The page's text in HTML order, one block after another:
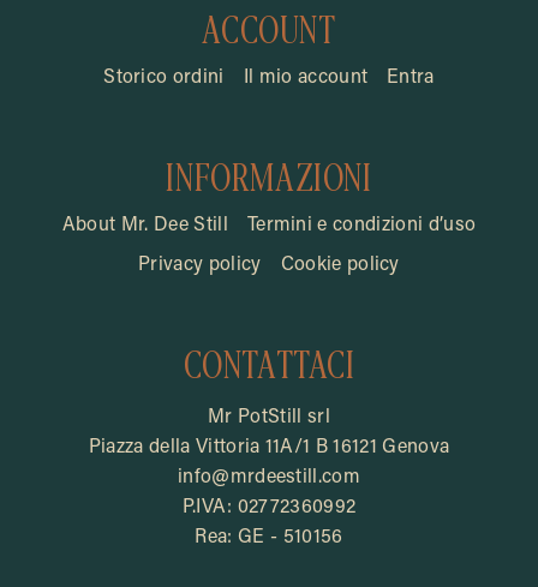
ACCOUNT
Storico ordini Il mio account Entra
INFORMAZIONI
About Mr. Dee Still Termini e condizioni d’uso
Privacy policy Cookie policy
CONTATTACI
Mr PotStill srl
Piazza della Vittoria 11A/1 B 16121 Genova
info@mrdeestill.com
P.IVA: 02772360992
Rea: GE - 510156